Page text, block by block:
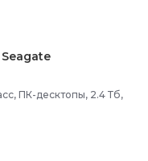
ПК-десктопы, 2.4 Тб,